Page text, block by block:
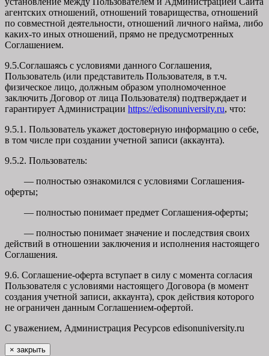
агентских отношений, отношений товарищества, отношений
по совместной деятельности, отношений личного найма, либо
каких-то иных отношений, прямо не предусмотренных
Соглашением.
9.5.Соглашаясь с условиями данного Соглашения,
Пользователь (или представитель Пользователя, в т.ч.
физическое лицо, должным образом уполномоченное
заключить Договор от лица Пользователя) подтверждает и
гарантирует Администрации https://edisonuniversity.ru, что:
9.5.1. Пользователь укажет достоверную информацию о себе,
в том числе при создании учетной записи (аккаунта).
9.5.2. Пользователь:
— полностью ознакомился с условиями Соглашения-
оферты;
— полностью понимает предмет Соглашения-оферты;
— полностью понимает значение и последствия своих
действий в отношении заключения и исполнения настоящего
Соглашения.
9.6. Соглашение-оферта вступает в силу с момента согласия
Пользователя с условиями настоящего Договора (в момент
создания учетной записи, аккаунта), срок действия которого
не ограничен данным Соглашением-офертой.
С уважением, Администрация Ресурсов edisonuniversity.ru
× закрыть